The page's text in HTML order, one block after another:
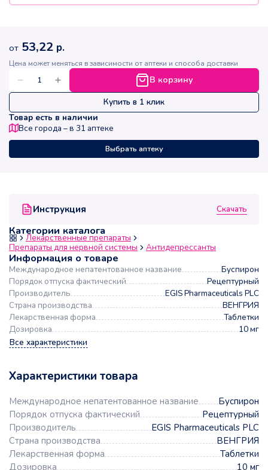
Инструкция Скачать
Категории каталога
Лекарственные препараты
Препараты для нервной системы
Антидепрессанты
Информация о товаре
Международное непатентованное название
Буспирон
Порядок отпуска фактический
Рецептурный
Производитель
EGIS Pharmaceuticals PLC
Страна производства
ВЕНГРИЯ
Лекарственная форма
Таблетки
Дозировка
10 мг
Все характеристики
Характеристики товара
Международное непатентованное название
Буспирон
Порядок отпуска фактический
Рецептурный
Производитель
EGIS Pharmaceuticals PLC
Страна производства
ВЕНГРИЯ
Лекарственная форма
Таблетки
Дозировка
10 мг
от 53,22 р.
Цена может меняться в зависимости от аптеки и способа доставки
В корзину
Купить в 1 клик
Товар есть в наличии
Все города – в 31 аптеке
Выбрать аптеку